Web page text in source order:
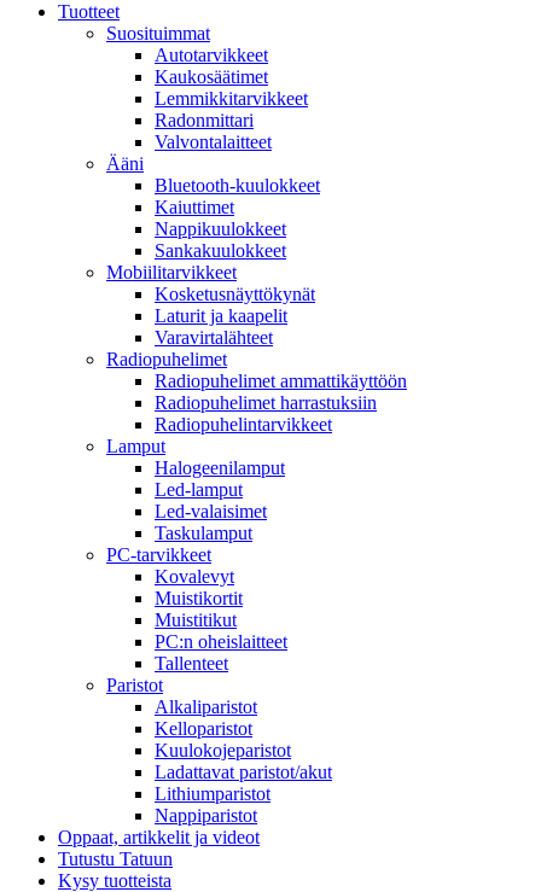
Tuotteet
Suosituimmat
Autotarvikkeet
Kaukosäätimet
Lemmikkitarvikkeet
Radonmittari
Valvontalaitteet
Ääni
Bluetooth-kuulokkeet
Kaiuttimet
Nappikuulokkeet
Sankakuulokkeet
Mobiilitarvikkeet
Kosketusnäyttökynät
Laturit ja kaapelit
Varavirtalähteet
Radiopuhelimet
Radiopuhelimet ammattikäyttöön
Radiopuhelimet harrastuksiin
Radiopuhelintarvikkeet
Lamput
Halogeenilamput
Led-lamput
Led-valaisimet
Taskulamput
PC-tarvikkeet
Kovalevyt
Muistikortit
Muistitikut
PC:n oheislaitteet
Tallenteet
Paristot
Alkaliparistot
Kelloparistot
Kuulokojeparistot
Ladattavat paristot/akut
Lithiumparistot
Nappiparistot
Oppaat, artikkelit ja videot
Tutustu Tatuun
Kysy tuotteista